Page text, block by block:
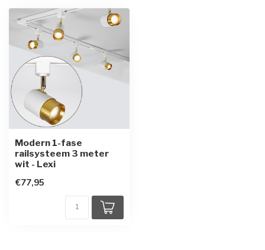
Modern 1-fase
railsysteem 3 meter
wit - Lexi
€77,95